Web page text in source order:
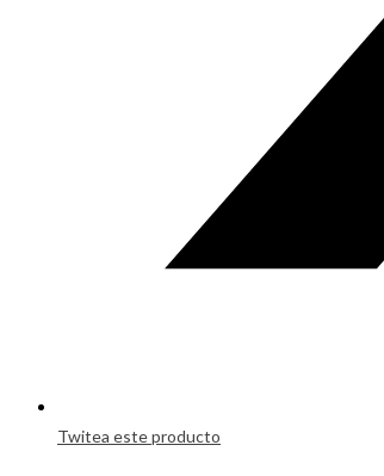
Twitea este producto